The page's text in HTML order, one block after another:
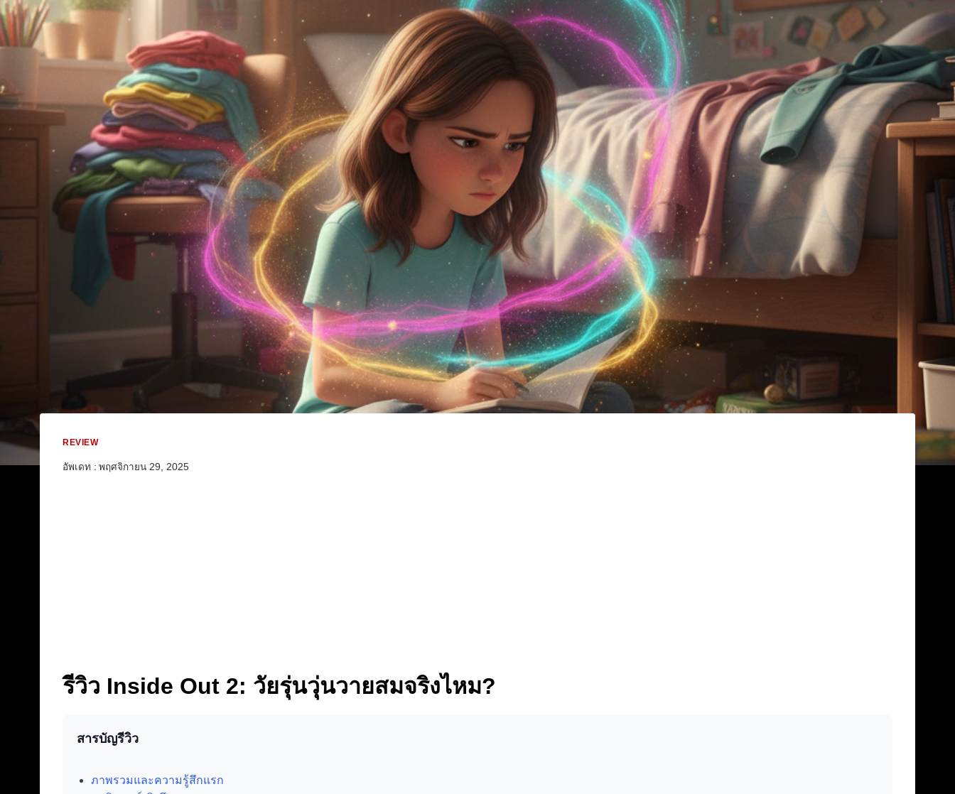
REVIEW
อัพเดท : พฤศจิกายน 29, 2025
รีวิว Inside Out 2: วัยรุ่นวุ่นวายสมจริงไหม?
สารบัญรีวิว
ภาพรวมและความรู้สึกแรก